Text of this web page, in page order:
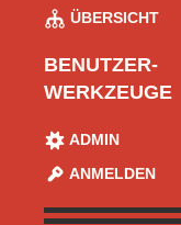
ÜBERSICHT
BENUTZER-
WERKZEUGE
ADMIN
ANMELDEN